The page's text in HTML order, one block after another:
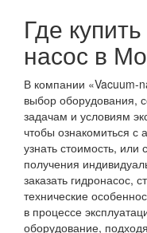
Где
насос в
В компании «Vacuum-
выбор оборудования,
задачам и условиям
чтобы ознакомиться
узнать стоимость,
получения
заказать гидронасос,
технические
в процессе
оборудование,